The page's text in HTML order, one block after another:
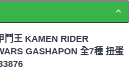
鬥王 KAMEN RIDER
GASHAPON 全7種 扭蛋